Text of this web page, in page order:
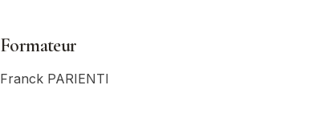
Formateur
Franck PARIENTI